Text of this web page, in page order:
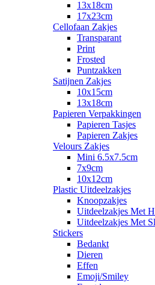
13x18cm
17x23cm
Cellofaan Zakjes
Transparant
Print
Frosted
Puntzakken
Satijnen Zakjes
10x15cm
13x18cm
Papieren Verpakkingen
Papieren Tasjes
Papieren Zakjes
Velours Zakjes
Mini 6.5x7.5cm
7x9cm
10x12cm
Plastic Uitdeelzakjes
Knoopzakjes
Uitdeelzakjes Met
Uitdeelzakjes Met
Stickers
Bedankt
Dieren
Effen
Emoji/Smiley